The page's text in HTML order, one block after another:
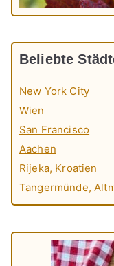
Beliebte
New York City
Wien
San Francisco
Aachen
Rijeka, Kroatien
Tangermünde,